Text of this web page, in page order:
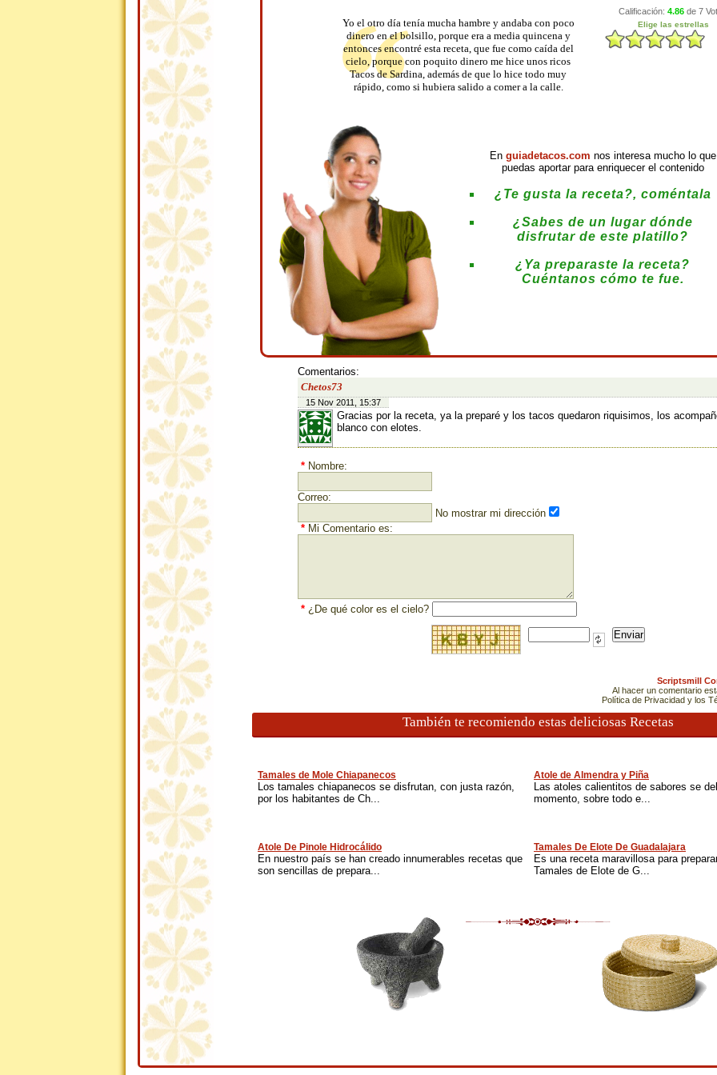
Yo el otro día tenía mucha hambre y andaba con poco
dinero en el bolsillo, porque era a media quincena y
entonces encontré esta receta, que fue como caída del
cielo, porque con poquito dinero me hice unos ricos
Tacos de Sardina, además de que lo hice todo muy
rápido, como si hubiera salido a comer a la calle.
En guiadetacos.com nos interesa mucho lo que
puedas aportar para enriquecer el contenido
¿Te gusta la receta?, coméntala
¿Sabes de un lugar dónde
disfrutar de este platillo?
¿Ya preparaste la receta?
Cuéntanos cómo te fue.
Comentarios:
Chetos73
15 Nov 2011, 15:37
Gracias por la receta, ya la preparé y los tacos quedaron riquisimos, los
blanco con elotes.
* Nombre:
Correo:
No mostrar mi dirección
* Mi Comentario es:
* ¿De qué color es el cielo?
Scriptsmill
Al hacer un comentario
Política de Privacidad y los
También te recomiendo estas deliciosas Recetas
Tamales de Mole Chiapanecos
Los tamales chiapanecos se disfrutan, con justa razón,
por los habitantes de Ch...
Atole de Almendra y Piña
Las atoles calientitos de sabores se
momento, sobre todo e...
Atole De Pinole Hidrocálido
En nuestro país se han creado innumerables recetas que
son sencillas de prepara...
Tamales De Elote De Guadalajara
Es una receta maravillosa para
Tamales de Elote de G...